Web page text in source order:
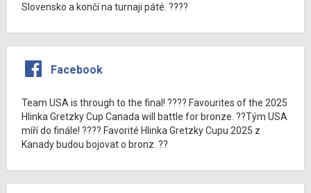
Slovensko a končí na turnaji páté. ????
Facebook
Team USA is through to the final! ???? Favourites of the 2025
Hlinka Gretzky Cup Canada will battle for bronze. ??Tým USA
míří do finále! ???? Favorité Hlinka Gretzky Cupu 2025 z
Kanady budou bojovat o bronz. ??